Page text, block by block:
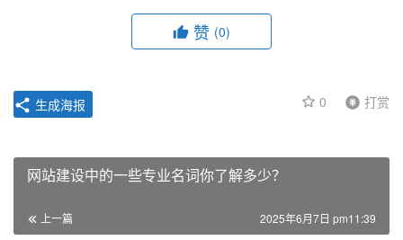
赞 (0)
0 打赏
生成海报
网站建设中的一些专业名词你了解多少？
上一篇 2025年6月7日 pm11:39